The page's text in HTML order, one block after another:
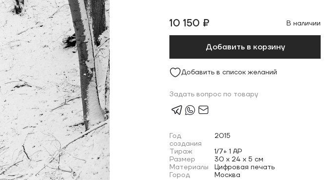
10 150 ₽ В наличии
Добавить в корзину
Добавить в список желаний
Задать вопрос по товару
Год
создания
2015
Тираж
1/7+ 1 AP
Размер
30 x 24 x 5 см
Материалы
Цифровая печать
Город
Москва